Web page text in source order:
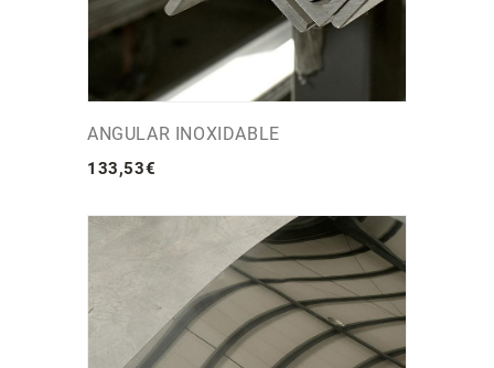
ANGULAR INOXIDABLE
133,53€